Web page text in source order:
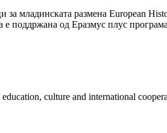
младинската размена European
поддржана од Еразмус плус
culture and international